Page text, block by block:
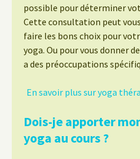
possible pour déterminer
Cette consultation peut
faire les bons choix pour
yoga. Ou pour vous donner
a des préoccupations
En savoir plus sur yoga
Dois-je apporter
yoga au cours ?